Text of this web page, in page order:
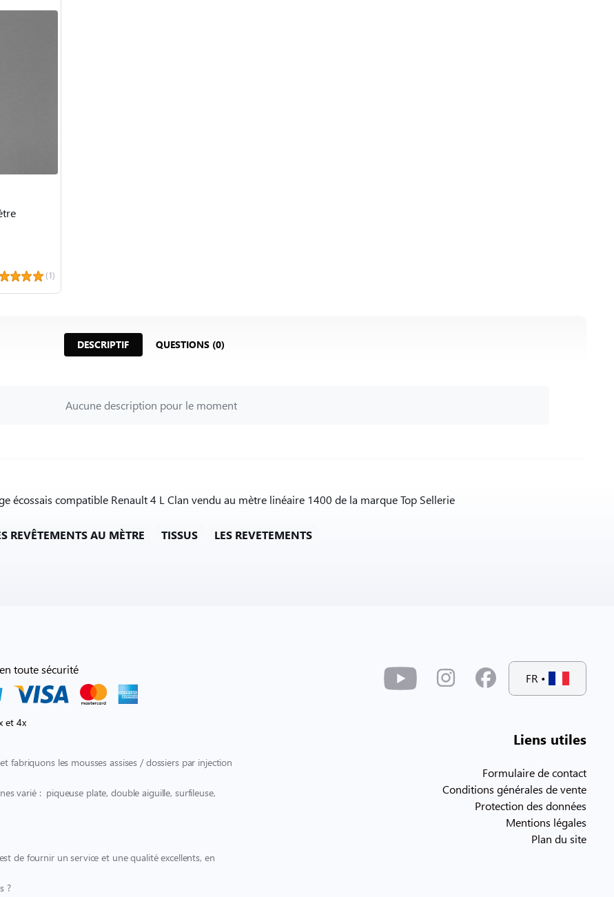
(1)
DESCRIPTIF QUESTIONS (0)
Aucune description pour le moment
écossais compatible Renault 4 L Clan vendu au mètre linéaire 1400 de la marque Top Sellerie
REVÊTEMENTS AU MÈTRE TISSUS LES REVETEMENTS
toute sécurité
et 4x
fabriquons les mousses assises / dossiers par injection
varié : piqueuse plate, double aiguille, surfileuse,
de fournir un service et une qualité excellents, en
?
FR •
Liens utiles
Formulaire de contact
Conditions générales de vente
Protection des données
Mentions légales
Plan du site